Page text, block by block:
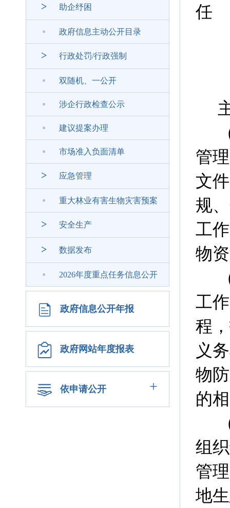
> 助企纾困
政府信息主动公开目录
> 行政处罚/行政强制
双随机、一公开
涉企行政检查公示
建议提案办理
市场准入负面清单
> 应急管理
重大林业有害生物灾害预案
> 安全生产
> 数据发布
2026年度重点任务信息公开
政府信息公开年报
政府网站年度报表
依申请公开 +
任
管
文
规
工
物
工
程
义
物
的
组
管
地